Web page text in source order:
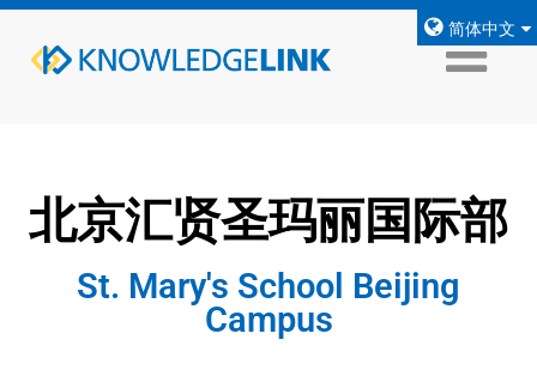
简体中文
北京汇贤圣玛丽国际部
St. Mary's School Beijing
Campus